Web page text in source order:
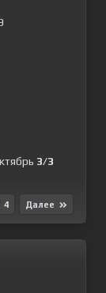
3/3
4 Далее